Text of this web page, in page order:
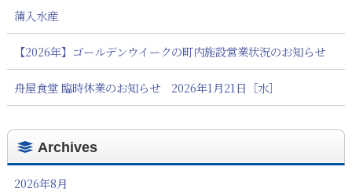
蒲入水産
【2026年】ゴールデンウイークの町内施設営業状況のお知らせ
舟屋食堂 臨時休業のお知らせ 2026年1月21日［水］
Archives
2026年8月